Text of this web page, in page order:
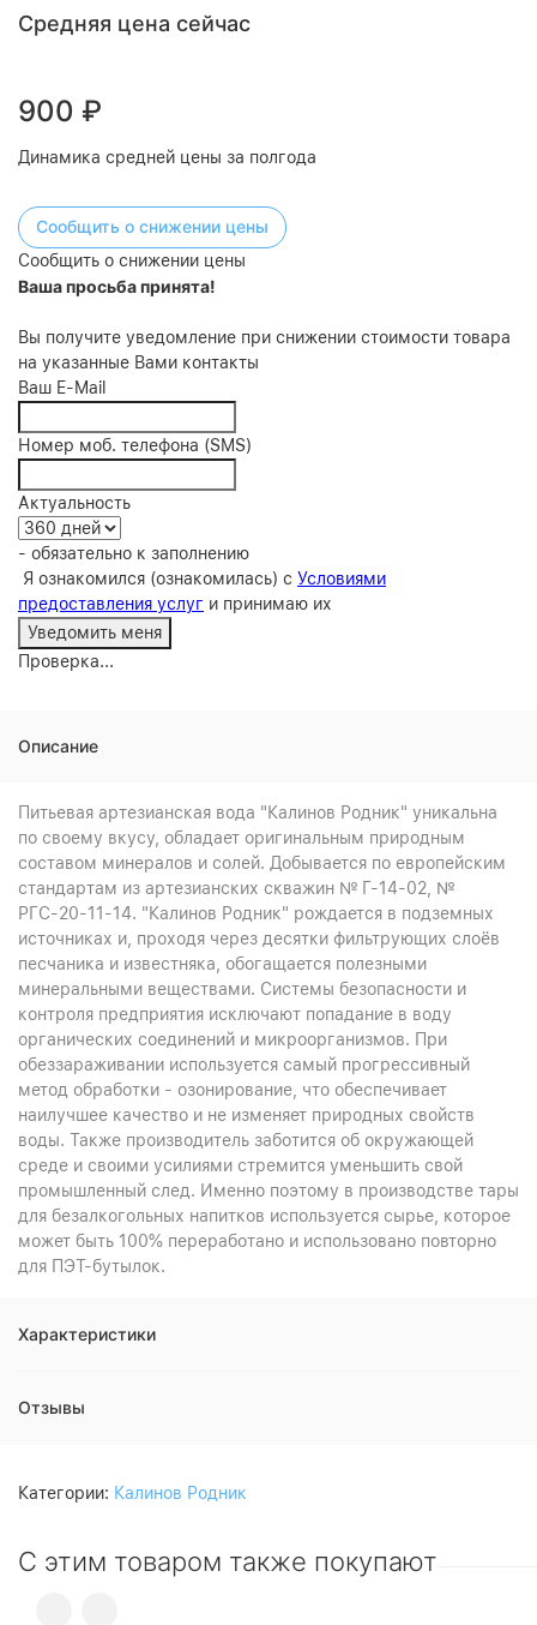
Средняя цена сейчас
900 ₽
Динамика средней цены за полгода
Сообщить о снижении цены
Сообщить о снижении цены
Ваша просьба принята!
Вы получите уведомление при снижении стоимости товара
на указанные Вами контакты
Ваш E-Mail
Номер моб. телефона (SMS)
Актуальность
- обязательно к заполнению
Я ознакомился (ознакомилась) с Условиями
предоставления услуг и принимаю их
Проверка...
Описание
Питьевая артезианская вода "Калинов Родник" уникальна
по своему вкусу, обладает оригинальным природным
составом минералов и солей. Добывается по европейским
стандартам из артезианских скважин № Г-14-02, №
РГС-20-11-14. "Калинов Родник" рождается в подземных
источниках и, проходя через десятки фильтрующих слоёв
песчаника и известняка, обогащается полезными
минеральными веществами. Системы безопасности и
контроля предприятия исключают попадание в воду
органических соединений и микроорганизмов. При
обеззараживании используется самый прогрессивный
метод обработки - озонирование, что обеспечивает
наилучшее качество и не изменяет природных свойств
воды. Также производитель заботится об окружающей
среде и своими усилиями стремится уменьшить свой
промышленный след. Именно поэтому в производстве тары
для безалкогольных напитков используется сырье, которое
может быть 100% переработано и использовано повторно
для ПЭТ-бутылок.
Характеристики
Отзывы
Категории: Калинов Родник
С этим товаром также покупают